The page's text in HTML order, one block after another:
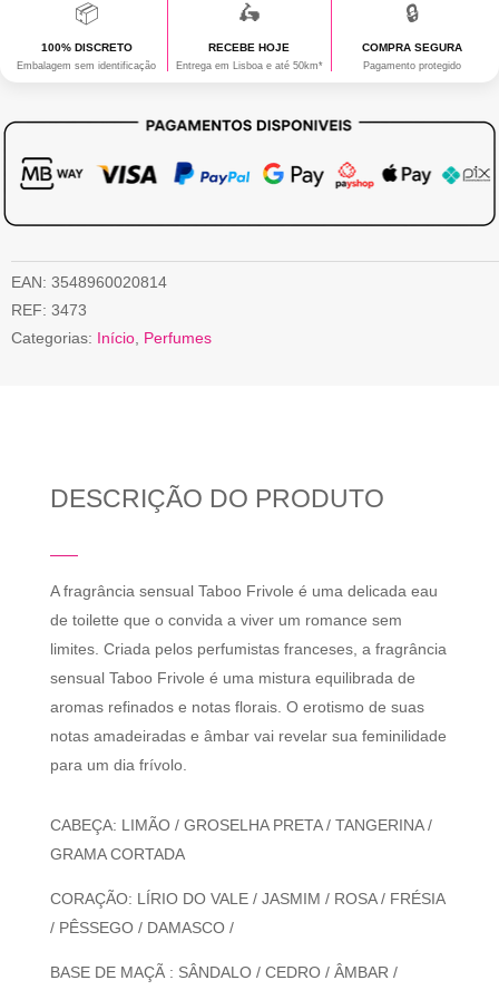
📦
100% DISCRETO
Embalagem sem identificação
🛵
RECEBE HOJE
Entrega em Lisboa e até 50km*
🔒
COMPRA SEGURA
Pagamento protegido
EAN: 3548960020814
REF: 3473
Categorias: Início Perfumes
DESCRIÇÃO DO PRODUTO
A fragrância sensual Taboo Frivole é uma delicada eau
de toilette que o convida a viver um romance sem
limites. Criada pelos perfumistas franceses, a fragrância
sensual Taboo Frivole é uma mistura equilibrada de
aromas refinados e notas florais. O erotismo de suas
notas amadeiradas e âmbar vai revelar sua feminilidade
para um dia frívolo.
CABEÇA: LIMÃO / GROSELHA PRETA / TANGERINA /
GRAMA CORTADA
CORAÇÃO: LÍRIO DO VALE / JASMIM / ROSA / FRÉSIA
/ PÊSSEGO / DAMASCO /
BASE DE MAÇÃ : SÂNDALO / CEDRO / ÂMBAR /